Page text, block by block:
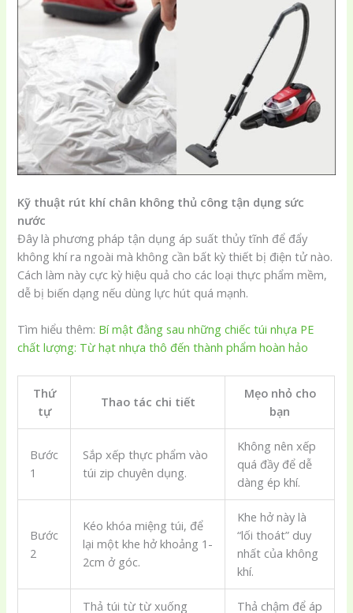
Kỹ thuật rút khí chân không thủ công tận dụng sức
nước
Đây là phương pháp tận dụng áp suất thủy tĩnh để đẩy
không khí ra ngoài mà không cần bất kỳ thiết bị điện tử nào.
Cách làm này cực kỳ hiệu quả cho các loại thực phẩm mềm,
dễ bị biến dạng nếu dùng lực hút quá mạnh.
Tìm hiểu thêm: Bí mật đằng sau những chiếc túi nhựa PE
chất lượng: Từ hạt nhựa thô đến thành phẩm hoàn hảo
Thứ
tự
Thao tác chi tiết
Mẹo nhỏ cho
bạn
Bước
1
Sắp xếp thực phẩm vào
túi zip chuyên dụng.
Không nên xếp
quá đầy để dễ
dàng ép khí.
Bước
2
Kéo khóa miệng túi, để
lại một khe hở khoảng 1-
2cm ở góc.
Khe hở này là
“lối thoát” duy
nhất của không
khí.
Thả túi từ từ xuống Thả chậm để áp